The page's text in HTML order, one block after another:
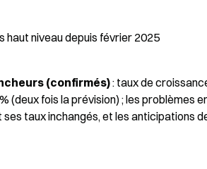
haut niveau depuis février 2025
(confirmés) : taux de
(deux fois la prévision) ; les problèmes
taux inchangés, et les anticipations